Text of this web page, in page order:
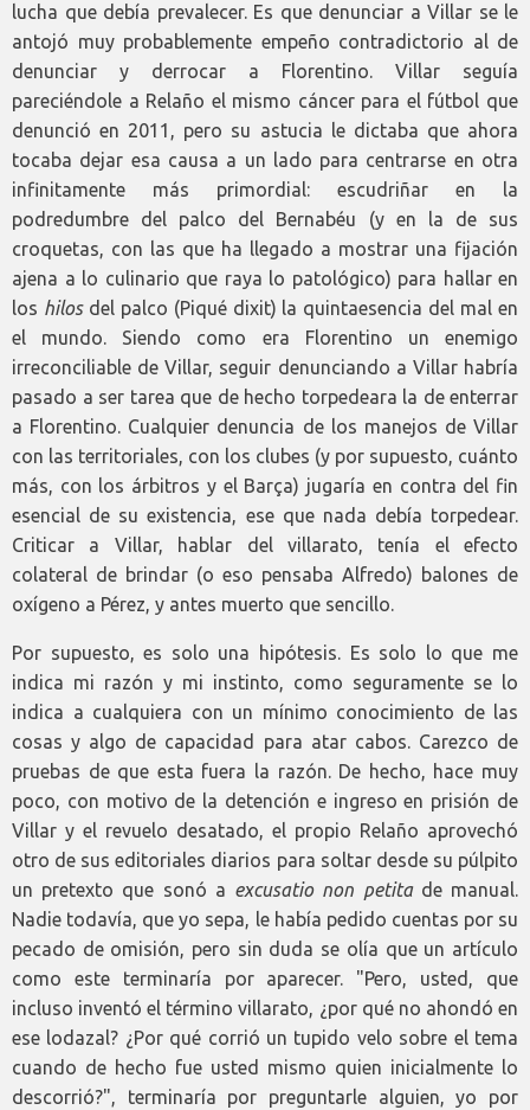
lucha que debía prevalecer. Es que denunciar a Villar se le
antojó muy probablemente empeño contradictorio al de
denunciar y derrocar a Florentino. Villar seguía
pareciéndole a Relaño el mismo cáncer para el fútbol que
denunció en 2011, pero su astucia le dictaba que ahora
tocaba dejar esa causa a un lado para centrarse en otra
infinitamente más primordial: escudriñar en la
podredumbre del palco del Bernabéu (y en la de sus
croquetas, con las que ha llegado a mostrar una fijación
ajena a lo culinario que raya lo patológico) para hallar en
los hilosdel palco (Piqué dixit) la quintaesencia del mal en
el mundo. Siendo como era Florentino un enemigo
irreconciliable de Villar, seguir denunciando a Villar habría
pasado a ser tarea que de hecho torpedeara la de enterrar
a Florentino. Cualquier denuncia de los manejos de Villar
con las territoriales, con los clubes (y por supuesto, cuánto
más, con los árbitros y el Barça) jugaría en contra del fin
esencial de su existencia, ese que nada debía torpedear.
Criticar a Villar, hablar del villarato, tenía el efecto
colateral de brindar (o eso pensaba Alfredo) balones de
oxígeno a Pérez, y antes muerto que sencillo.
Por supuesto, es solo una hipótesis. Es solo lo que me
indica mi razón y mi instinto, como seguramente se lo
indica a cualquiera con un mínimo conocimiento de las
cosas y algo de capacidad para atar cabos. Carezco de
pruebas de que esta fuera la razón. De hecho, hace muy
poco, con motivo de la detención e ingreso en prisión de
Villar y el revuelo desatado, el propio Relaño aprovechó
otro de sus editoriales diarios para soltar desde su púlpito
un pretexto que sonó a excusatio non petitade manual.
Nadie todavía, que yo sepa, le había pedido cuentas por su
pecado de omisión, pero sin duda se olía que un artículo
como este terminaría por aparecer. "Pero, usted, que
incluso inventó el término villarato, ¿por qué no ahondó en
ese lodazal? ¿Por qué corrió un tupido velo sobre el tema
cuando de hecho fue usted mismo quien inicialmente lo
descorrió?", terminaría por preguntarle alguien, yo por